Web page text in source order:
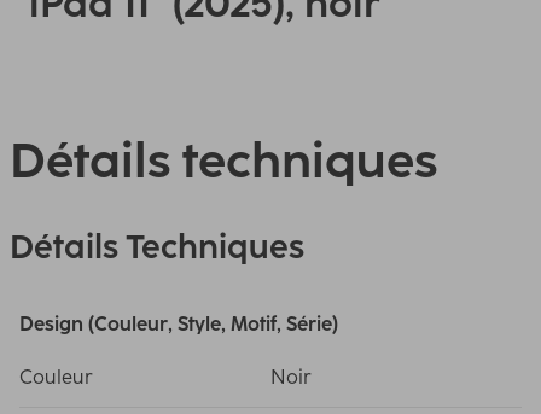
Détails techniques
Détails Techniques
Design (Couleur, Style, Motif, Série)
Couleur Noir